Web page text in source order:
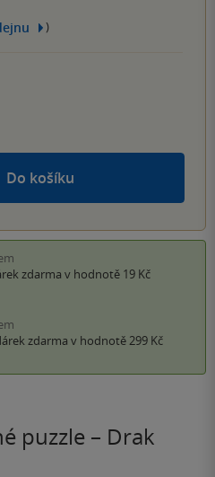
)
Do košíku
zdarma v hodnotě 19 Kč
zdarma v hodnotě 299 Kč
puzzle – Drak